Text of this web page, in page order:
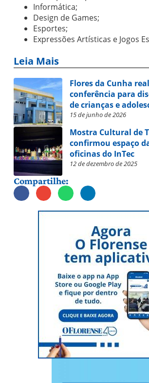
Informática;
Design de Games;
Esportes;
Expressões Artísticas e Jogos
Leia Mais
Flores da Cunha
conferência para
de crianças e
15 de junho de 2026
Mostra Cultural de
confirmou espaço
oficinas do InTec
12 de dezembro de 2025
Compartilhe: